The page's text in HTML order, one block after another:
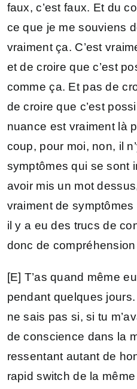
faux, c’est faux. Et du
ce que je me souviens
vraiment ça. C’est
et de croire que c’est
comme ça. Et pas de
de croire que c’est
nuance est vraiment là
coup, pour moi, non, il
symptômes qui se sont
avoir mis un mot
vraiment de
il y a eu des trucs de
donc de
[E] T’as quand même
pendant quelques
ne sais pas si, si tu
de conscience dans la
ressentant autant de
rapid switch de la